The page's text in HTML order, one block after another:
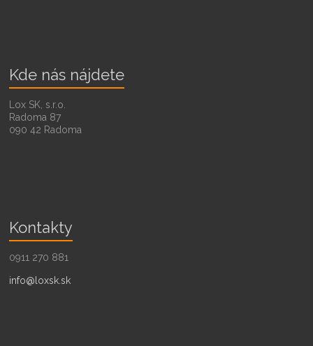
Kde nás nájdete
Lox SK, s.r.o.
Radoma 87
090 42 Radoma
Kontakty
0911 270 881
info@loxsk.sk